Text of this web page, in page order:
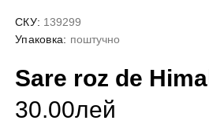
СКУ: 139299
Упаковка: поштучно
Sare roz de
30.00лей